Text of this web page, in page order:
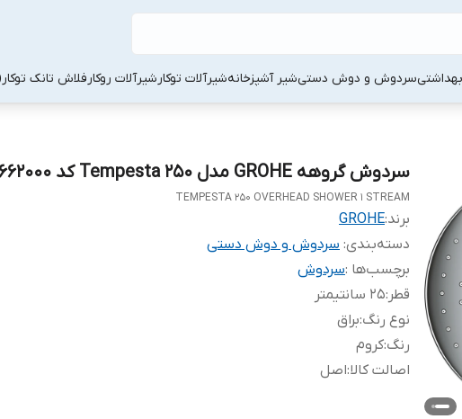
سردوش و دوش دستیشیر آشپزخانهشیرآلات توکارشیرآلات روکارفلاش تانک
سردوش گروهه GROHE مدل Tempesta 250 کد 26662000
TEMPESTA 250 OVERHEAD SHOWER 1 STREAM
برند:GROHE
دسته‌بندی: سردوش و دوش دستی
برچسب‌ها :سردوش
قطر :25 سانتیمتر
نوع رنگ:براق
رنگ:کروم
اصالت کالا:اصل